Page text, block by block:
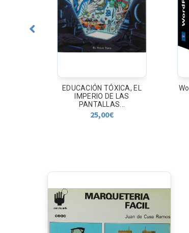
WordPress y PHP. Pack de
2 libros:...
65,00€